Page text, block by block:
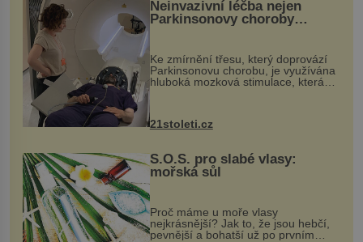
Neinvazivní léčba nejen
Parkinsonovy choroby
Ke zmírnění třesu, který doprovází
Parkinsonovu chorobu, je využívána
hluboká mozková stimulace, která
však vyžaduje vysoce invazivní
k dostatečně přesnému zacílení ...
21stoleti.cz
S.O.S. pro slabé vlasy:
mořská sůl
Proč máme u moře vlasy
nejkrásnější? Jak to, že jsou hebčí,
pevnější a bohatší už po prvním